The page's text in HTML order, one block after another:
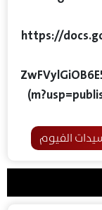
(https://
الفيوم